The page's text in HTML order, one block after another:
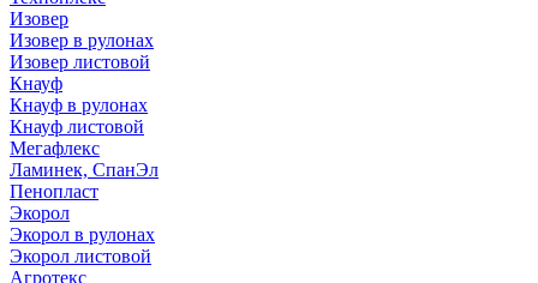
Изовер
Изовер в рулонах
Изовер листовой
Кнауф
Кнауф в рулонах
Кнауф листовой
Мегафлекс
Ламинек, СпанЭл
Пенопласт
Экорол
Экорол в рулонах
Экорол листовой
Агротекс